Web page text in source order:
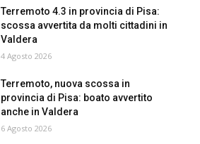
Terremoto 4.3 in provincia di Pisa:
scossa avvertita da molti cittadini in
Valdera
4 Agosto 2026
Terremoto, nuova scossa in
provincia di Pisa: boato avvertito
anche in Valdera
6 Agosto 2026